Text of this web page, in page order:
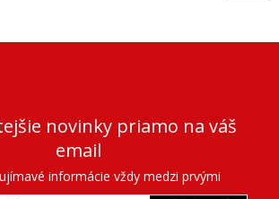
novinky priamo na váš
email
informácie vždy medzi prvými